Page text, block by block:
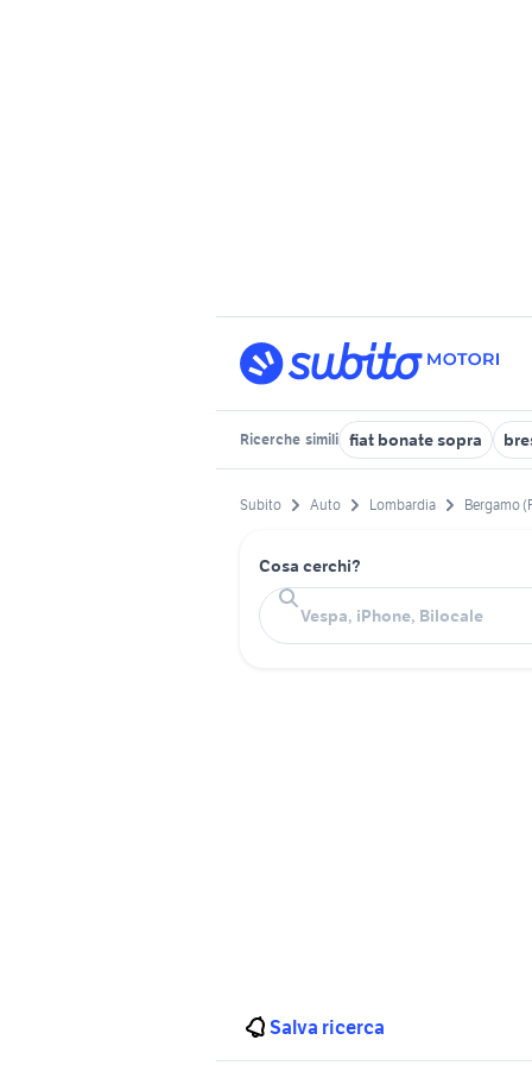
Ricerche simili fiat bonate sopra
Subito Auto Lombardia Bergamo
Cosa cerchi?
Salva ricerca